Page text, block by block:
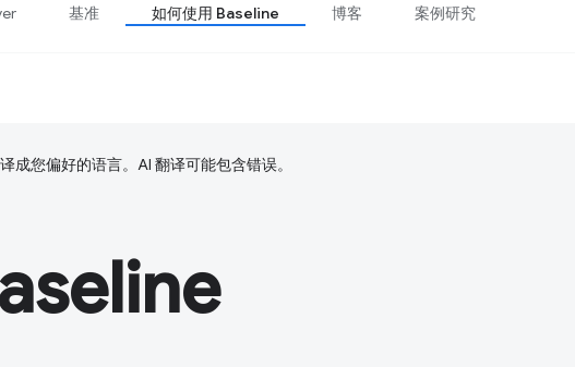
基准 如何使用 Baseline 博客 案例研究
成您偏好的语言。AI 翻译可能包含错误。